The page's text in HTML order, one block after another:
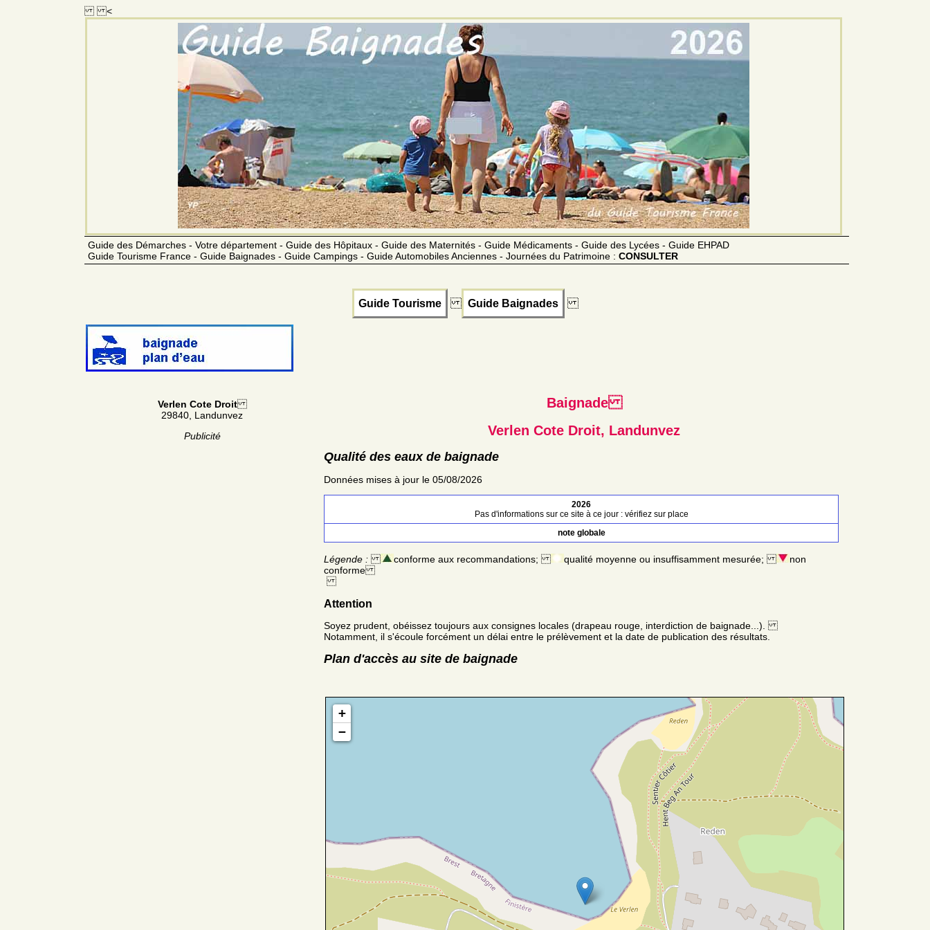
<
Guide des Démarches - Votre département - Guide des Hôpitaux - Guide des Maternités - Guide Médicaments - Guide des Lycées - Guide EHPAD
Guide Tourisme France - Guide Baignades - Guide Campings - Guide Automobiles Anciennes - Journées du Patrimoine : CONSULTER
Guide Tourisme Guide Baignades
Verlen Cote Droit
29840, Landunvez
Publicité
Baignade
Verlen Cote Droit, Landunvez
Qualité des eaux de baignade
Données mises à jour le 05/08/2026
2026
Pas d'informations sur ce site à ce jour : vérifiez sur place
note globale
Légende : conforme aux recommandations; qualité moyenne ou insuffisamment mesurée;
non
conforme
Attention
Soyez prudent, obéissez toujours aux consignes locales (drapeau rouge, interdiction de baignade...).
Notamment, il s'écoule forcément un délai entre le prélèvement et la date de publication des résultats.
Plan d'accès au site de baignade
+
−